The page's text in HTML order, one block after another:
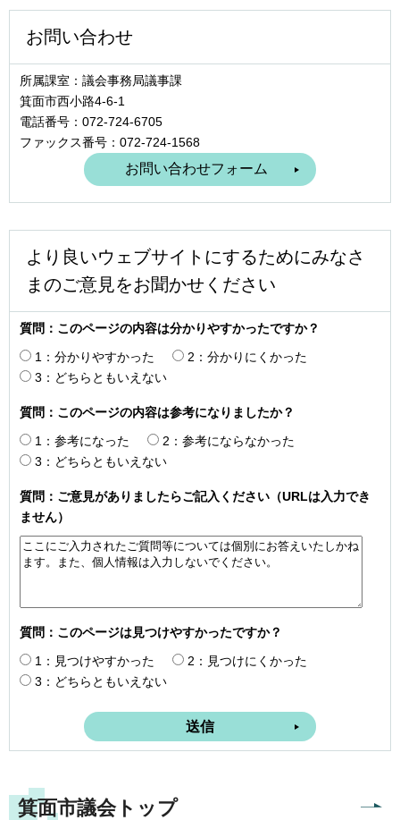
お問い合わせ
所属課室：議会事務局議事課
箕面市西小路4‐6‐1
電話番号：072-724-6705
ファックス番号：072-724-1568
より良いウェブサイトにするためにみなさ
まのご意見をお聞かせください
質問：このページの内容は分かりやすかったですか？
1：分かりやすかった
2：分かりにくかった
3：どちらともいえない
質問：このページの内容は参考になりましたか？
1：参考になった
2：参考にならなかった
3：どちらともいえない
質問：ご意見がありましたらご記入ください（URLは入力でき
ません）
質問：このページは見つけやすかったですか？
1：見つけやすかった
2：見つけにくかった
3：どちらともいえない
箕面市議会トップ